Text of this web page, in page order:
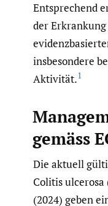
Entsprechend
der
insbesondere
Aktivität.1
gemäss
Die aktuell
Colitis ulcerosa
(2024) geben